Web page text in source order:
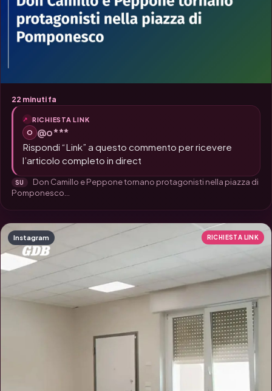
22 minuti fa
RICHIESTA LINK
O @o***
Rispondi “Link” a questo commento per ricevere
l’articolo completo in direct
SU
Pomponesco...
Instagram RICHIESTA LINK